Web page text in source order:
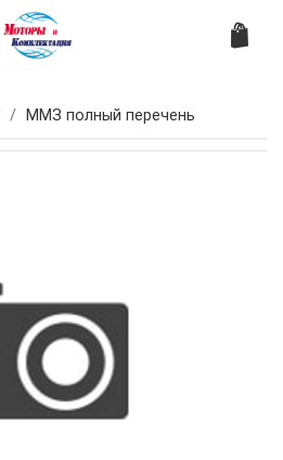
ММЗ полный перечень